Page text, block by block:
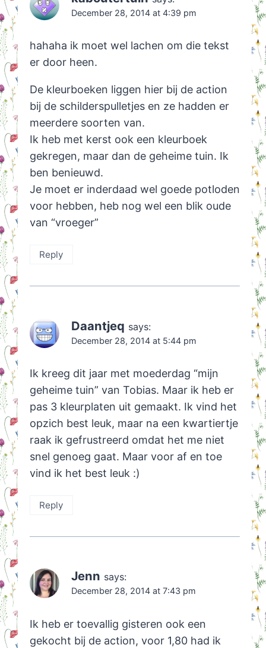
December 28, 2014 at 4:39 pm
hahaha ik moet wel lachen om die tekst
er door heen.
De kleurboeken liggen hier bij de action
bij de schilderspulletjes en ze hadden er
meerdere soorten van.
Ik heb met kerst ook een kleurboek
gekregen, maar dan de geheime tuin. Ik
ben benieuwd.
Je moet er inderdaad wel goede potloden
voor hebben, heb nog wel een blik oude
van “vroeger”
Reply
Daantjeq says:
December 28, 2014 at 5:44 pm
Ik kreeg dit jaar met moederdag “mijn
geheime tuin” van Tobias. Maar ik heb er
pas 3 kleurplaten uit gemaakt. Ik vind het
opzich best leuk, maar na een kwartiertje
raak ik gefrustreerd omdat het me niet
snel genoeg gaat. Maar voor af en toe
vind ik het best leuk :)
Reply
Jenn says:
December 28, 2014 at 7:43 pm
Ik heb er toevallig gisteren ook een
gekocht bij de action, voor 1,80 had ik